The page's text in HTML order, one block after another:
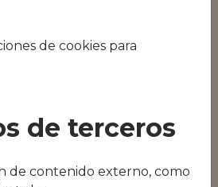
de cookies para
de terceros
de contenido externo, como